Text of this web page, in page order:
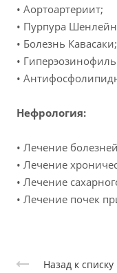
• Аортоартериит;
• Пурпура
• Болезнь Кавасаки;
•
•
Нефрология:
• Лечение
• Лечение
• Лечение
• Лечение почек
Назад к списку